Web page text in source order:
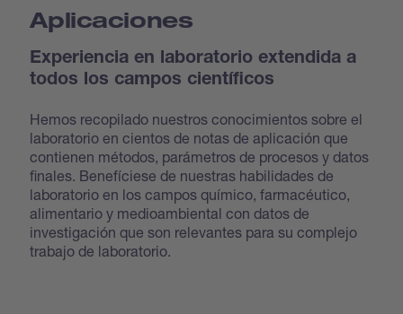
Aplicaciones
Experiencia en laboratorio extendida a
todos los campos científicos
Hemos recopilado nuestros conocimientos sobre el
laboratorio en cientos de notas de aplicación que
contienen métodos, parámetros de procesos y datos
finales. Benefíciese de nuestras habilidades de
laboratorio en los campos químico, farmacéutico,
alimentario y medioambiental con datos de
investigación que son relevantes para su complejo
trabajo de laboratorio.